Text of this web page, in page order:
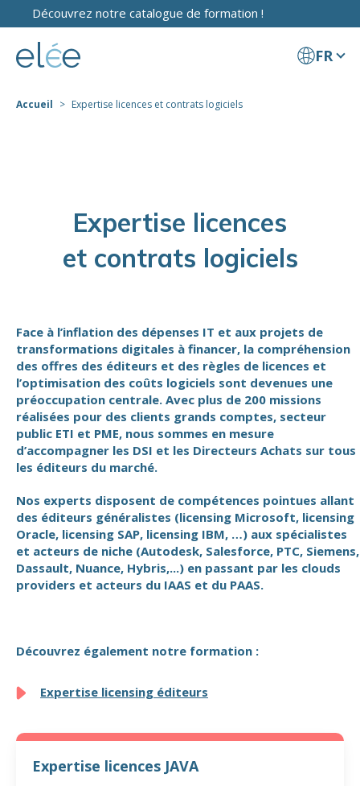
Découvrez notre catalogue de formation !
FR
Accueil Expertise licences et contrats logiciels
Expertise licences
et contrats logiciels
Face à l’inflation des dépenses IT et aux projets de
transformations digitales à financer, la compréhension
des offres des éditeurs et des règles de licences et
l’optimisation des coûts logiciels sont devenues une
préoccupation centrale. Avec plus de 200 missions
réalisées pour des clients grands comptes, secteur
public ETI et PME, nous sommes en mesure
d’accompagner les DSI et les Directeurs Achats sur tous
les éditeurs du marché.
Nos experts disposent de compétences pointues allant
des éditeurs généralistes (licensing Microsoft, licensing
Oracle, licensing SAP, licensing IBM, …) aux spécialistes
et acteurs de niche (Autodesk, Salesforce, PTC, Siemens,
Dassault, Nuance, Hybris,...) en passant par les clouds
providers et acteurs du IAAS et du PAAS.
Découvrez également notre formation :
Expertise licensing éditeurs
Expertise licences JAVA